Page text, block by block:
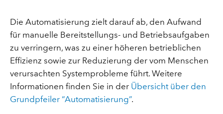
Die Automatisierung zielt darauf ab, den Aufwand
für manuelle Bereitstellungs- und Betriebsaufgaben
zu verringern, was zu einer höheren betrieblichen
Effizienz sowie zur Reduzierung der vom Menschen
verursachten Systemprobleme führt. Weitere
Informationen finden Sie in der Übersicht über den
Grundpfeiler “Automatisierung”.